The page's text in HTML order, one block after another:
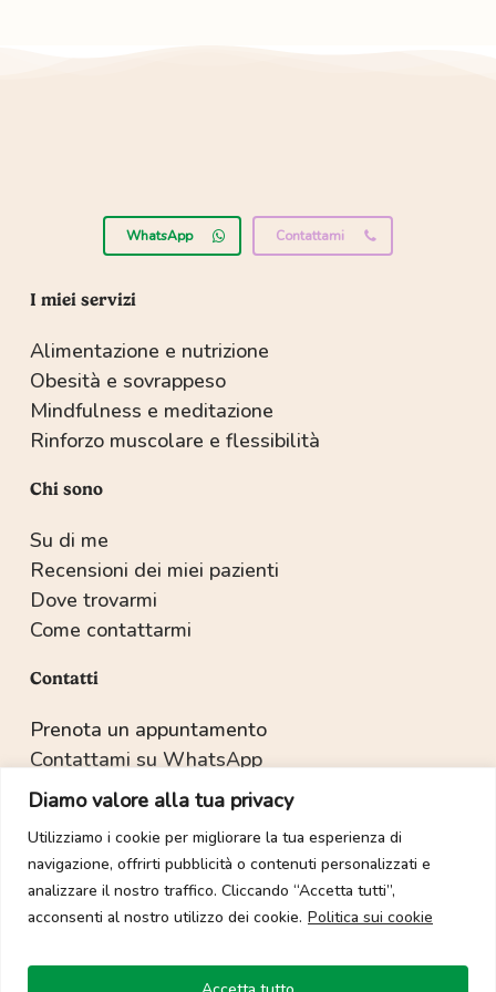
Diamo valore alla tua privacy
Utilizziamo i cookie per migliorare la tua esperienza di
navigazione, offrirti pubblicità o contenuti personalizzati e
analizzare il nostro traffico. Cliccando “Accetta tutti”,
acconsenti al nostro utilizzo dei cookie. Politica sui cookie
WhatsApp Contattami
I miei servizi
Alimentazione e nutrizione
Obesità e sovrappeso
Mindfulness e meditazione
Rinforzo muscolare e flessibilità
Chi sono
Su di me
Recensioni dei miei pazienti
Dove trovarmi
Come contattarmi
Contatti
Prenota un appuntamento
Contattami su WhatsApp
Recapiti e indirizzo
Copyright © 2022-2025 Dott.ssa Sabrina Salvetti.
Tutti i diritti sono riservati. È vietata la duplicazione dei
Sito web realizzato con 🧡 da: Gioove Creative Agency